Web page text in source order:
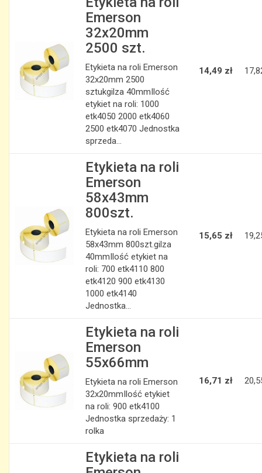
Emerson
32x20mm
2500 szt.
Etykieta na roli Emerson
32x20mm 2500
sztukgilza 40mmIlość
etykiet na roli: 1000
etk4050 2000 etk4060
2500 etk4070 Jednostka
sprzeda...
14,49 zł
Etykieta na roli
Emerson
58x43mm
800szt.
Etykieta na roli Emerson
58x43mm 800szt.gilza
40mmIlość etykiet na
roli: 700 etk4110 800
etk4120 900 etk4130
1000 etk4140
Jednostka...
15,65 zł
Etykieta na roli
Emerson
55x66mm
Etykieta na roli Emerson
32x20mmIlość etykiet
na roli: 900 etk4100
Jednostka sprzedaży: 1
rolka
16,71 zł
Etykieta na roli